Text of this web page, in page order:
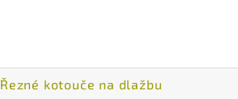
Řezné kotouče na dlažbu